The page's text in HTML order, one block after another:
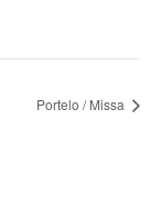
Portelo / Missa